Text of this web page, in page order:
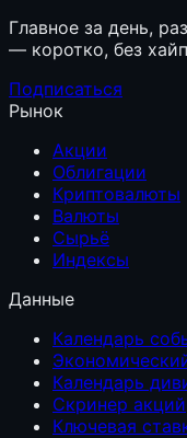
Главное за день,
— коротко, без
Подписаться
Рынок
Акции
Облигации
Криптовалюты
Валюты
Сырьё
Индексы
Данные
Календарь
Календарь
Скринер акций
Ключевая